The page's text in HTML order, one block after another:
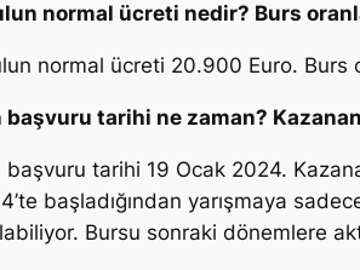
normal ücreti nedir? Burs
normal ücreti 20.900 Euro. Burs
başvuru tarihi ne zaman?
başvuru tarihi 19 Ocak 2024.
başladığından yarışmaya
Bursu sonraki dönemlere